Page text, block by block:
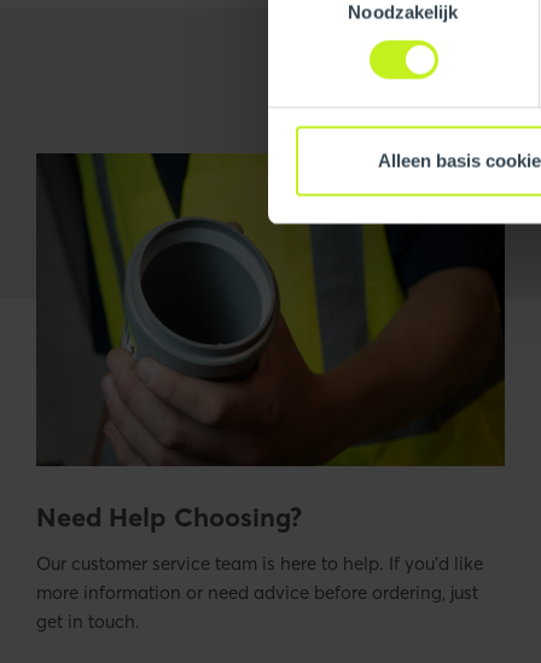
Noodzakelijk
Alleen basis
Need Help Choosing?
Our customer service team is here to help. If you’d like
more information or need advice before ordering, just
get in touch.